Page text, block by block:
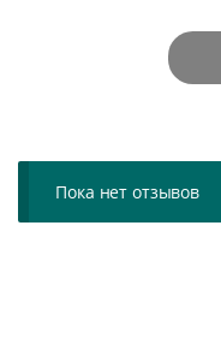
Пока нет отзывов